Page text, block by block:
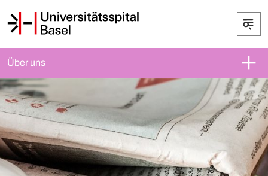
Über uns